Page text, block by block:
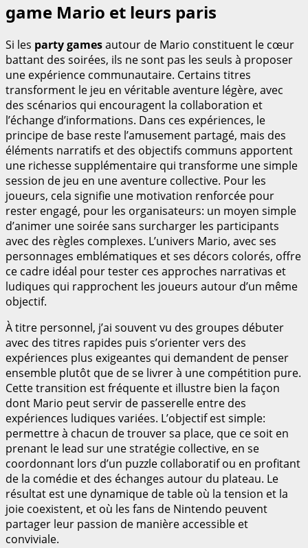
game Mario et leurs paris
Si les party gamesautour de Mario constituent le cœur
battant des soirées, ils ne sont pas les seuls à proposer
une expérience communautaire. Certains titres
transforment le jeu en véritable aventure légère, avec
des scénarios qui encouragent la collaboration et
l’échange d’informations. Dans ces expériences, le
principe de base reste l’amusement partagé, mais des
éléments narratifs et des objectifs communs apportent
une richesse supplémentaire qui transforme une simple
session de jeu en une aventure collective. Pour les
joueurs, cela signifie une motivation renforcée pour
rester engagé, pour les organisateurs: un moyen simple
d’animer une soirée sans surcharger les participants
avec des règles complexes. L’univers Mario, avec ses
personnages emblématiques et ses décors colorés, offre
ce cadre idéal pour tester ces approches narrativas et
ludiques qui rapprochent les joueurs autour d’un même
objectif.
À titre personnel, j’ai souvent vu des groupes débuter
avec des titres rapides puis s’orienter vers des
expériences plus exigeantes qui demandent de penser
ensemble plutôt que de se livrer à une compétition pure.
Cette transition est fréquente et illustre bien la façon
dont Mario peut servir de passerelle entre des
expériences ludiques variées. L’objectif est simple:
permettre à chacun de trouver sa place, que ce soit en
prenant le lead sur une stratégie collective, en se
coordonnant lors d’un puzzle collaboratif ou en profitant
de la comédie et des échanges autour du plateau. Le
résultat est une dynamique de table où la tension et la
joie coexistent, et où les fans de Nintendo peuvent
partager leur passion de manière accessible et
conviviale.